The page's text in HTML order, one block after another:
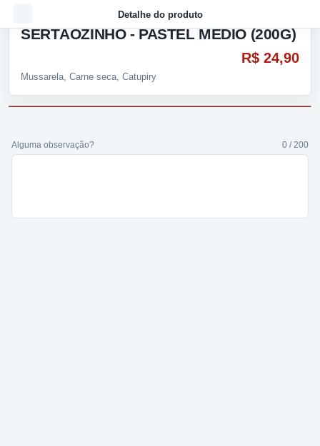
Detalhe do produto
SERTÃOZINHO - PASTEL MÉDIO (200G)
Mussarela, Carne seca, Catupiry
R$ 24,90
Alguma observação? 0 / 200